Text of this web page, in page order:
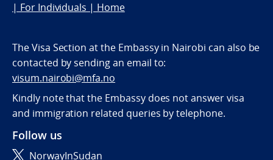
| For Individuals | Home
The Visa Section at the Embassy in Nairobi can also be
contacted by sending an email to:
visum.nairobi@mfa.no
Kindly note that the Embassy does not answer visa
and immigration related queries by telephone.
Follow us
NorwayInSudan